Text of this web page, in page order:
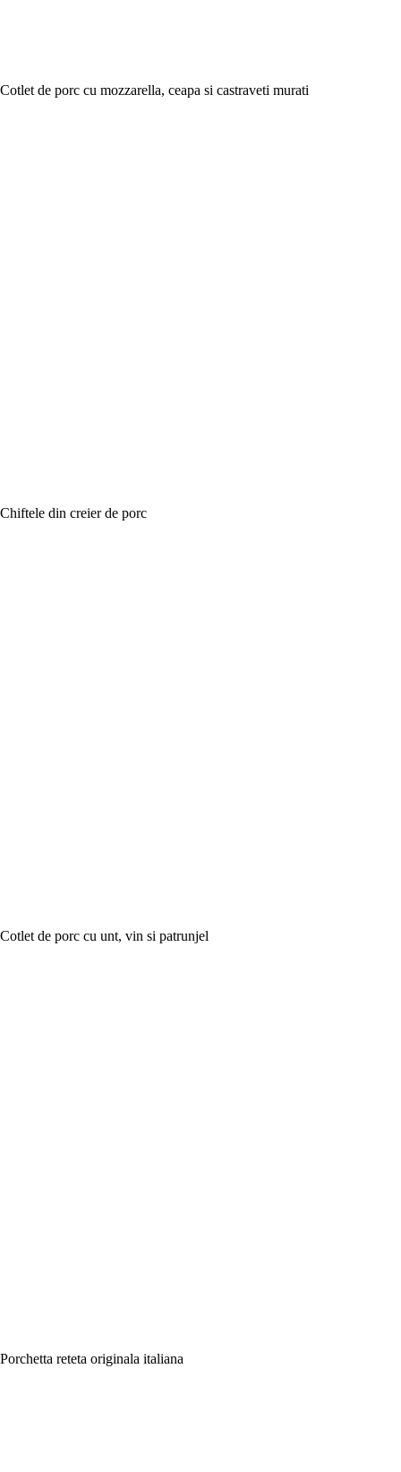
Cotlet de porc cu mozzarella, ceapa si castraveti murati
Chiftele din creier de porc
Cotlet de porc cu unt, vin si patrunjel
Porchetta reteta originala italiana